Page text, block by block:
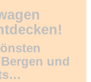
und